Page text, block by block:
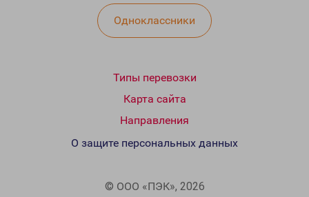
Одноклассники
Типы перевозки
Карта сайта
Направления
© ООО «ПЭК», 2026
О защите персональных данных